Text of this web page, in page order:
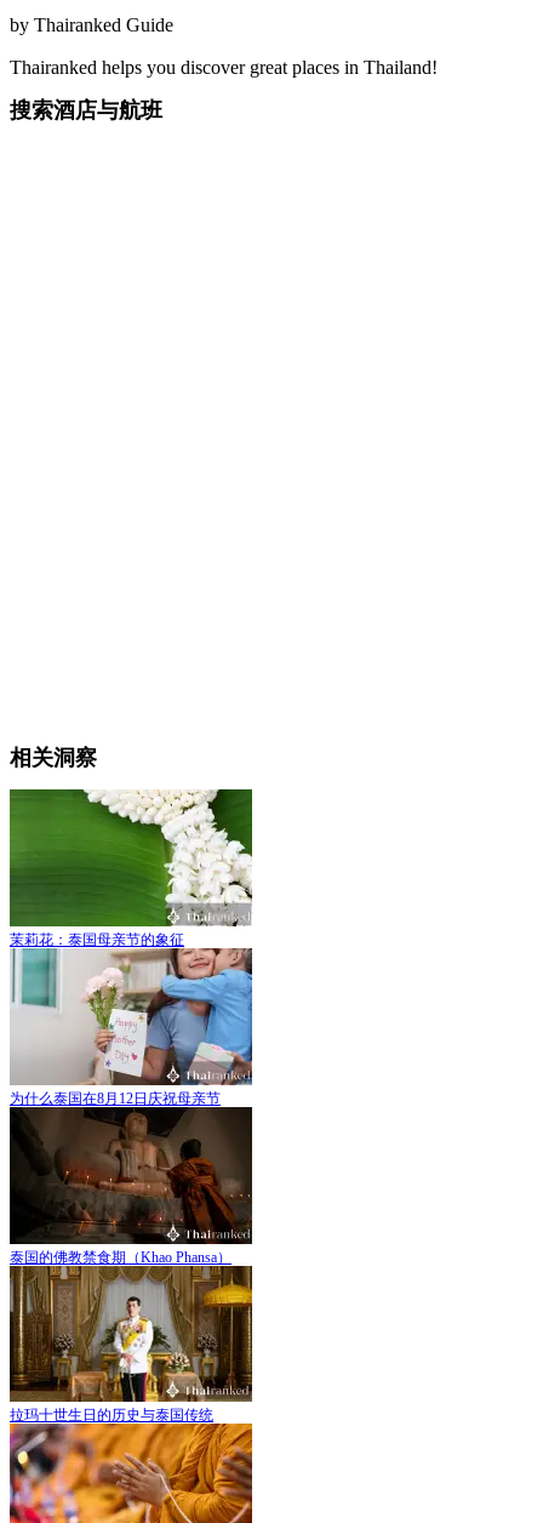
by Thairanked Guide
Thairanked helps you discover great places in Thailand!
搜索酒店与航班
相关洞察
茉莉花：泰国母亲节的象征
为什么泰国在8月12日庆祝母亲节
泰国的佛教禁食期（Khao Phansa）
拉玛十世生日的历史与泰国传统